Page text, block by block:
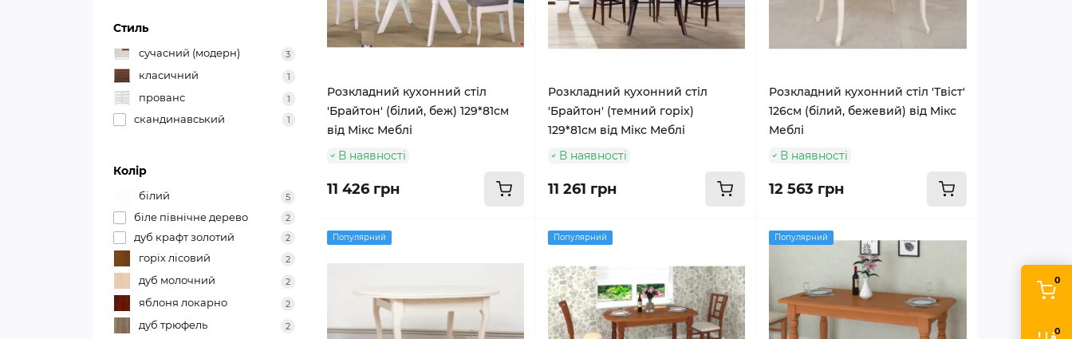
0
0
Стиль
сучасний (модерн) 3
класичний 1
прованс 1
скандинавський 1
Колір
білий 5
біле північне дерево 2
дуб крафт золотий 2
горіх лісовий 2
дуб молочний 2
яблоня локарно 2
дуб трюфель 2
Розкладний кухонний стіл
'Брайтон' (білий, беж) 129*81см
від Мікс Меблі
В наявності
11 426 грн
Розкладний кухонний стіл
'Брайтон' (темний горіх)
129*81см від Мікс Меблі
В наявності
11 261 грн
Розкладний кухонний стіл 'Твіст'
126см (білий, бежевий) від Мікс
Меблі
В наявності
12 563 грн
Популярний Популярний Популярний